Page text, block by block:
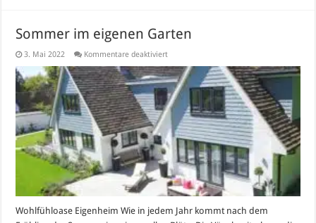
Sommer im eigenen Garten
3. Mai 2022 Kommentare deaktiviertfür
im
eigenen
Garten
Wohlfühloase Eigenheim Wie in jedem Jahr kommt nach dem